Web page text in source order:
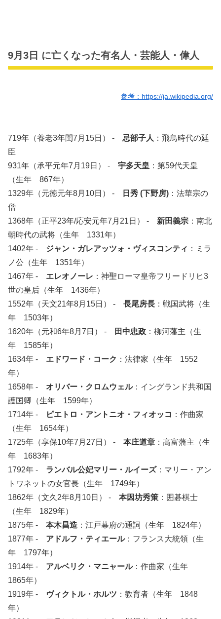
9月3日 に亡くなった有名人・芸能人・偉人
参考：https://ja.wikipedia.org/
719年（養老3年閏7月15日） - 忌部子人 ：飛鳥時代の廷
臣
931年（承平元年7月19日） - 宇多天皇 ：第59代天皇
（生年 867年）
1329年（元徳元年8月10日） -
日秀 (下野房) ：法華宗の
僧
1368年（正平23年/応安元年7月21日） - 新田義宗 ：南北
朝時代の武将（生年 1331年）
1402年 - ジャン・ガレアッツォ・ヴィスコンティ ：ミラ
ノ公（生年 1351年）
1467年 - エレオノーレ ：神聖ローマ皇帝フリードリヒ3
世の皇后（生年 1436年）
1552年（天文21年8月15日） - 長尾房長 ：戦国武将（生
年 1503年）
1620年（元和6年8月7日） -
田中忠政 ：柳河藩主（生
年 1585年）
1634年 - エドワード・コーク ：法律家（生年 1552
年）
1658年 - オリバー・クロムウェル：イングランド共和国
護国卿（生年 1599年）
1714年 -
ピエトロ・アントニオ・フィオッコ ：作曲家
（生年 1654年）
1725年（享保10年7月27日） - 本庄道章 ：高富藩主（生
年 1683年）
1792年 - ランバル公妃マリー・ルイーズ：マリー・アン
トワネットの女官長（生年 1749年）
1862年（文久2年8月10日） - 本因坊秀策 ：囲碁棋士
（生年 1829年）
1875年 - 本木昌造 ：江戸幕府の通詞（生年 1824年）
1877年 - アドルフ・ティエール：フランス大統領（生
年 1797年）
1914年 - アルベリク・マニャール：作曲家（生年
1865年）
1919年 -
ヴィクトル・ホルツ ：教育者（生年 1848
年）